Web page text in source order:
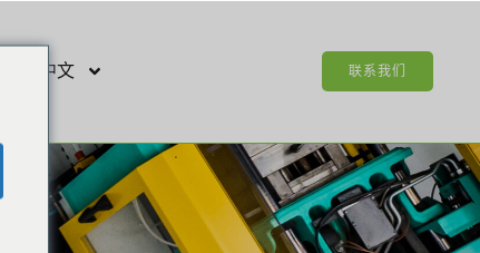
简体中文 联系我们